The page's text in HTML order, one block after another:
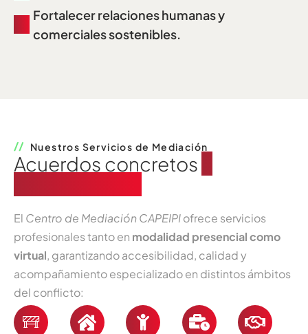
Fortalecer relaciones humanas y
comerciales sostenibles.
Nuestros Servicios de Mediación
Acuerdos concretos
El Centro de Mediación CAPEIPIofrece servicios
profesionales tanto en modalidad presencial como
virtual, garantizando accesibilidad, calidad y
acompañamiento especializado en distintos ámbitos
del conflicto: